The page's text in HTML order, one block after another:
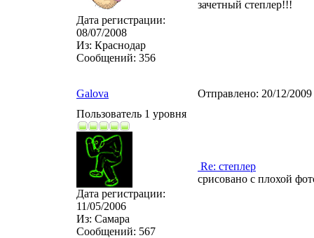
Дата регистрации:
08/07/2008
Из: Краснодар
Сообщений: 356
зачетный степлер!!!
Galova Отправлено: 20/12/
Пользователь 1 уровня
Дата регистрации:
11/05/2006
Из: Самара
Сообщений: 567
Re: степлер
срисовано с плохой